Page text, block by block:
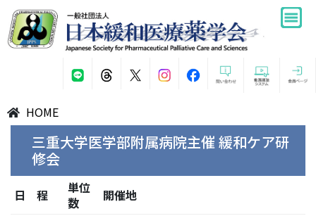
HOME
三重大学医学部附属病院主催 緩和ケア研
修会
日 程
単位
数
開催地